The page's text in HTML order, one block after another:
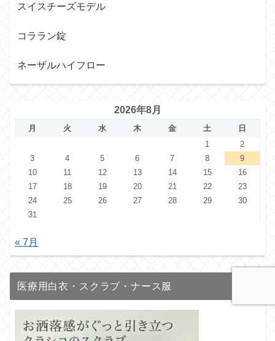
スイスチーズモデル
コララン錠
ネーザルハイフロー
2026年8月
月 火 水 木 金 土
日
1
2
3
4 5 6 7 8
9
10
11 12 13 14 15
16
17
18 19 20 21 22
23
24
25 26 27 28 29
30
31
« 7月
医療用白衣・スクラブ・ナース服